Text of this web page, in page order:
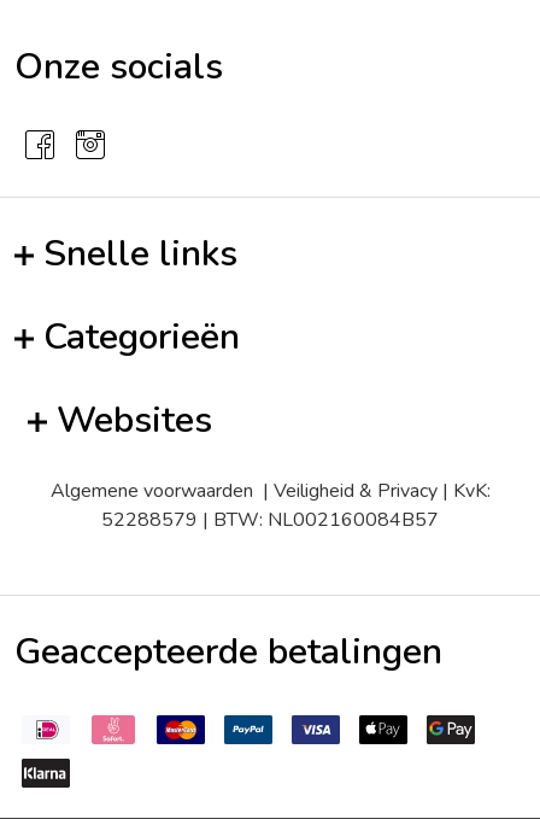
Onze socials
Snelle links
Categorieën
Websites
Algemene voorwaarden | Veiligheid & Privacy| KvK:
52288579 | BTW: NL002160084B57
Geaccepteerde betalingen